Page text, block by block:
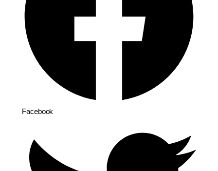
Facebook